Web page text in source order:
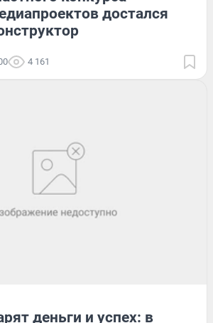
достался
4 161
деньги и успех: в